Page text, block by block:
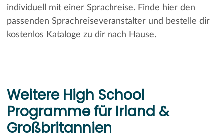
individuell mit einer Sprachreise. Finde hier den
passenden Sprachreiseveranstalter und bestelle dir
kostenlos Kataloge zu dir nach Hause.
Weitere High School
Programme für Irland &
Großbritannien